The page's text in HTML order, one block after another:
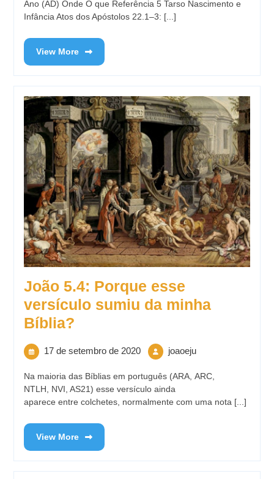
Ano (AD) Onde O que Referência 5 Tarso Nascimento e
Infância Atos dos Apóstolos 22.1–3: [...]
View More
João 5.4: Porque esse
versículo sumiu da minha
Bíblia?
17 de setembro de 2020 joaoeju
Na maioria das Bíblias em português (ARA, ARC,
NTLH, NVI, AS21) esse versículo ainda
aparece entre colchetes, normalmente com uma nota [...]
View More